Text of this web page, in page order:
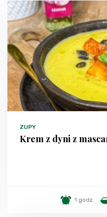
ZUPY
Krem z dyni z
1 godz.